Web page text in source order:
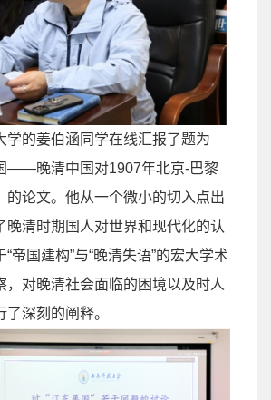
学的姜伯涵同学在线汇报了题为
——晚清中国对1907年北京-巴黎
的论文。他从一个微小的切入点出
晚清时期国人对世界和现代化的认
“帝国建构”与“晚清失语”的宏大学术
，对晚清社会面临的困境以及时人
深刻的阐释。